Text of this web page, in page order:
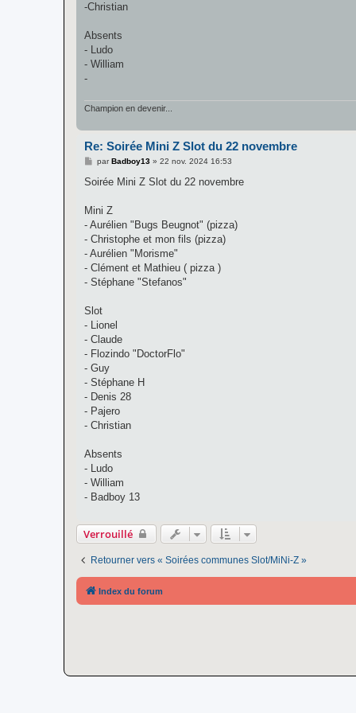
-Christian
Absents
- Ludo
- William
-
Champion en devenir...
Re: Soirée Mini Z Slot du 22 novembre
M
s
g
parBadboy13» 22 nov. 2024 16:53
Soirée Mini Z Slot du 22 novembre
Mini Z
- Aurélien "Bugs Beugnot" (pizza)
- Christophe et mon fils (pizza)
- Aurélien "Morisme"
- Clément et Mathieu ( pizza )
- Stéphane "Stefanos"
Slot
- Lionel
- Claude
- Flozindo "DoctorFlo"
- Guy
- Stéphane H
- Denis 28
- Pajero
- Christian
Absents
- Ludo
- William
- Badboy 13
Verrouillé
Retourner vers « Soirées communes Slot/MiNi-Z »
Index du forum